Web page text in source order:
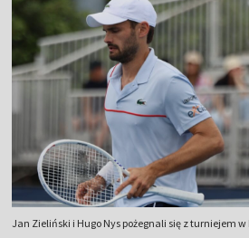
Jan Zieliński i Hugo Nys pożegnali się z turniejem w